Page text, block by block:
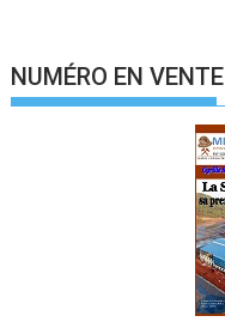
NUMÉRO EN VENTE